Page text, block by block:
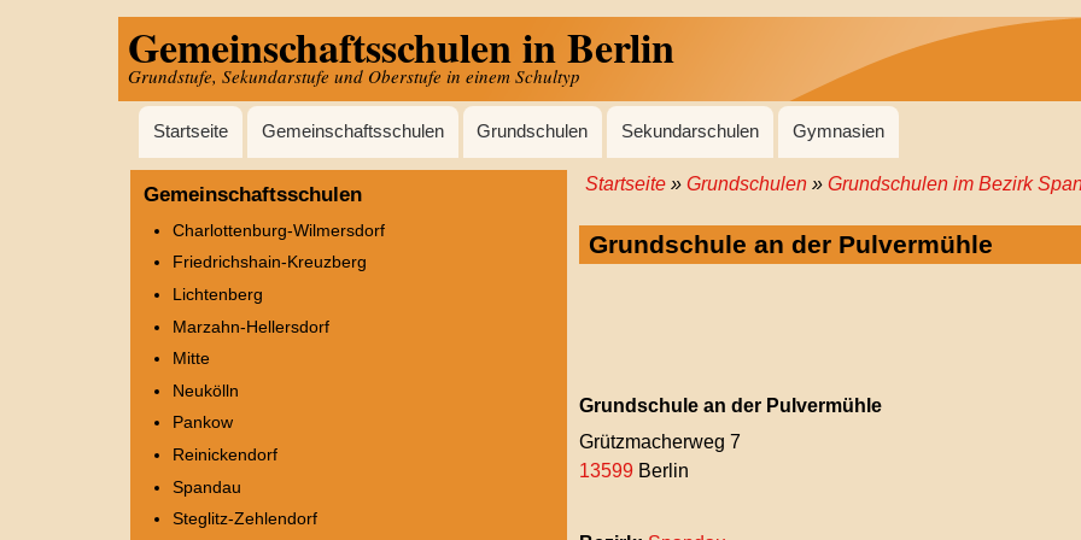
Gemeinschaftsschulen in Berlin
Grundstufe, Sekundarstufe und Oberstufe in einem Schultyp
Hauptnavigation
Startseite Gemeinschaftsschulen Grundschulen Sekundarschulen Gymnasien
Startseite Grundschulen Grundschulen im Bezirk
Grundschule an der Pulvermühle
Grundschule an der Pulvermühle
Grützmacherweg 7
13599 Berlin
Gemeinschaftsschulen
Charlottenburg-Wilmersdorf
Friedrichshain-Kreuzberg
Lichtenberg
Marzahn-Hellersdorf
Mitte
Neukölln
Pankow
Reinickendorf
Spandau
Steglitz-Zehlendorf